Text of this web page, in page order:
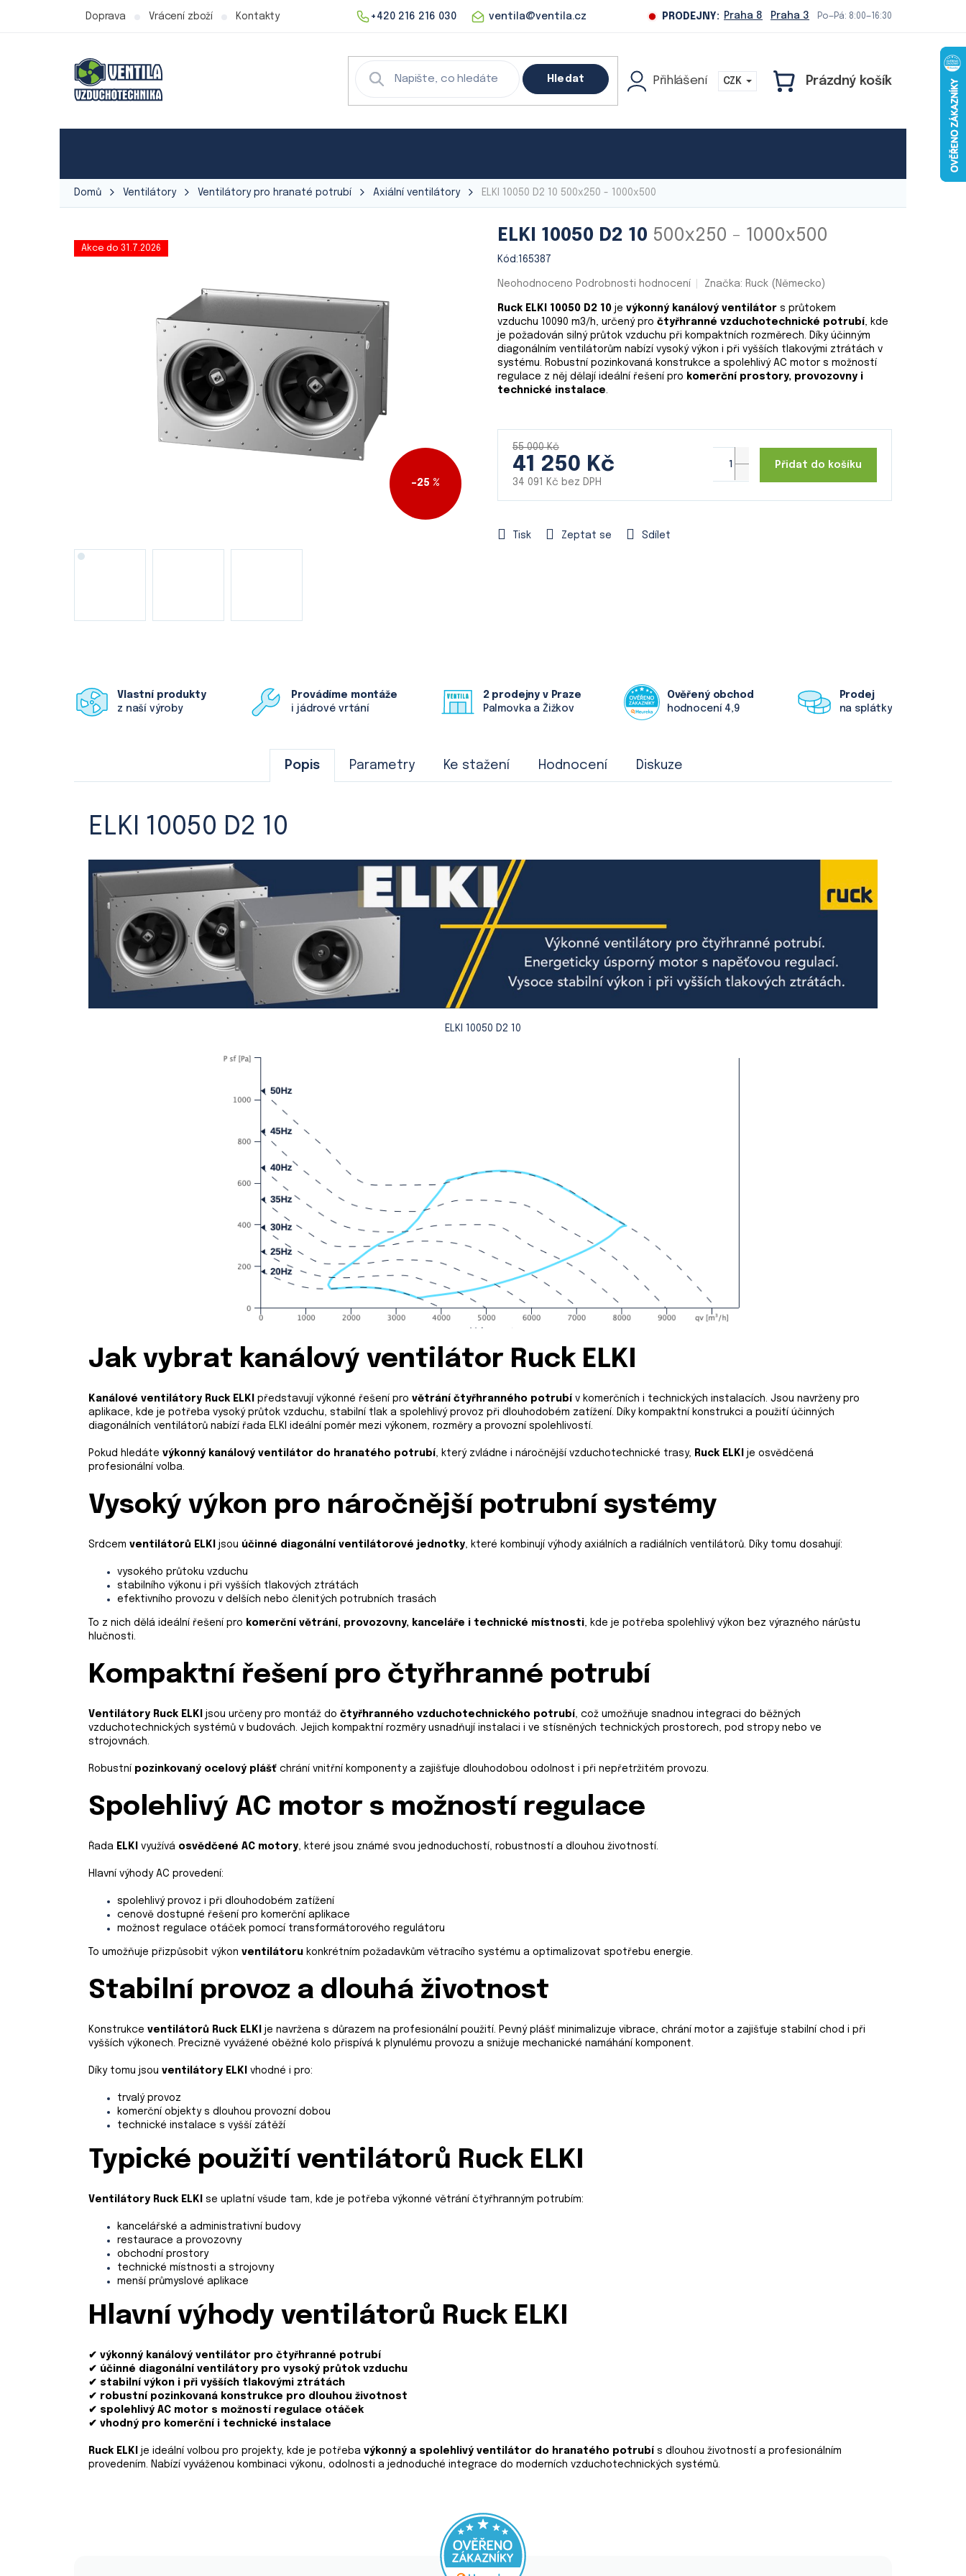
+420 216 216 030 ventila@ventila.cz
Doprava Vrácení zboží Kontakty PRODEJNY: Praha 8 Praha 3 Po—Pá: 8:00—16:30
Hledat CZK
NÁKUPNÍ
Prázdný košík
Domů Ventilátory Ventilátory pro hranaté potrubí Axiální ventilátory ELKI 10050 D2 10 500x250 - 1000x500
–25 %
Akce do 31.7.2026
Ruck ELKI 10050 D2 10 je výkonný kanálový ventilátor s průtokem
vzduchu
10090 m3/h, určený pro čtyřhranné vzduchotechnické potrubí, kde
je požadován silný průtok vzduchu při kompaktních rozměrech. Díky účinným
diagonálním ventilátorům nabízí vysoký výkon i při vyšších tlakovými ztrátách v
systému. Robustní pozinkovaná konstrukce a spolehlivý AC motor s možností
regulace z něj dělají ideální řešení pro komerční prostory, provozovny i
technické instalace.
Tisk Zeptat se Sdílet
ELKI 10050 D2 10 500x250 - 1000x500
Kód: 165387
Průměrné
produktu
je
0,0
z
5
hvězdiček.
Neohodnoceno Podrobnosti hodnocení Značka: Ruck (Německo)
55 000 Kč
41 250 Kč
34 091 Kč bez DPH
Přidat do košíku
Vlastní produkty
z naší výroby
Provádíme montáže
i jádrové vrtání
2 prodejny v Praze
Palmovka a Žižkov
Ověřený obchod
hodnocení 4,9
Prodej
na splátky
Popis Parametry Ke stažení Hodnocení Diskuze
ELKI 10050 D2 10
ELKI 10050 D2 10
Jak vybrat kanálový ventilátor Ruck ELKI
Kanálové ventilátory Ruck ELKI představují výkonné řešení pro větrání čtyřhranného potrubí v komerčních i technických instalacích. Jsou navrženy pro
aplikace, kde je potřeba vysoký průtok vzduchu, stabilní tlak a spolehlivý provoz při dlouhodobém zatížení. Díky kompaktní konstrukci a použití účinných
diagonálních ventilátorů nabízí řada ELKI ideální poměr mezi výkonem, rozměry a provozní spolehlivostí.
Pokud hledáte výkonný kanálový ventilátor do hranatého potrubí, který zvládne i náročnější vzduchotechnické trasy, Ruck ELKI
je osvědčená
profesionální volba.
Vysoký výkon pro náročnější potrubní systémy
Srdcem ventilátorů ELKI jsou účinné diagonální ventilátorové jednotky, které kombinují výhody axiálních a radiálních ventilátorů. Díky tomu dosahují:
vysokého průtoku vzduchu
stabilního výkonu i při vyšších tlakových ztrátách
efektivního provozu v delších nebo členitých potrubních trasách
To z nich dělá ideální řešení pro komerční větrání, provozovny, kanceláře i technické místnosti, kde je potřeba spolehlivý výkon bez výrazného nárůstu
hlučnosti.
Kompaktní řešení pro čtyřhranné potrubí
Ventilátory Ruck ELKI jsou určeny pro montáž do čtyřhranného vzduchotechnického potrubí, což umožňuje snadnou integraci do běžných
vzduchotechnických systémů v budovách. Jejich kompaktní rozměry usnadňují instalaci i ve stísněných technických prostorech, pod stropy nebo ve
strojovnách.
Robustní pozinkovaný ocelový plášť chrání vnitřní komponenty a zajišťuje dlouhodobou odolnost i při nepřetržitém provozu.
Spolehlivý AC motor s možností regulace
Řada ELKI využívá osvědčené AC motory, které jsou známé svou jednoduchostí, robustností a dlouhou životností.
Hlavní výhody AC provedení:
spolehlivý provoz i při dlouhodobém zatížení
cenově dostupné řešení pro komerční aplikace
možnost regulace otáček pomocí transformátorového regulátoru
To umožňuje přizpůsobit výkon ventilátoru konkrétním požadavkům větracího systému a optimalizovat spotřebu energie.
Stabilní provoz a dlouhá životnost
Konstrukce ventilátorů Ruck ELKI
je navržena s důrazem na profesionální použití. Pevný plášť minimalizuje vibrace, chrání motor a zajišťuje stabilní chod i při
vyšších výkonech. Precizně vyvážené oběžné kolo přispívá k plynulému provozu a snižuje mechanické namáhání komponent.
Díky tomu jsou ventilátory ELKI vhodné i pro:
trvalý provoz
komerční objekty s dlouhou provozní dobou
technické instalace s vyšší zátěží
Typické použití ventilátorů Ruck ELKI
Ventilátory Ruck ELKI se uplatní všude tam, kde je potřeba výkonné větrání čtyřhranným potrubím:
kancelářské a administrativní budovy
restaurace a provozovny
obchodní prostory
technické místnosti a strojovny
menší průmyslové aplikace
Hlavní výhody ventilátorů Ruck ELKI
✔ výkonný kanálový ventilátor pro čtyřhranné potrubí
✔ účinné diagonální ventilátory pro vysoký průtok vzduchu
✔ stabilní výkon i při vyšších tlakovými ztrátách
✔ robustní pozinkovaná konstrukce pro dlouhou životnost
✔ spolehlivý AC motor s možností regulace otáček
✔ vhodný pro komerční i technické instalace
Ruck ELKI je ideální volbou pro projekty, kde je potřeba výkonný a spolehlivý ventilátor do hranatého potrubí s dlouhou životností a profesionálním
provedením. Nabízí vyváženou kombinaci výkonu, odolnosti a jednoduché integrace do moderních vzduchotechnických systémů.